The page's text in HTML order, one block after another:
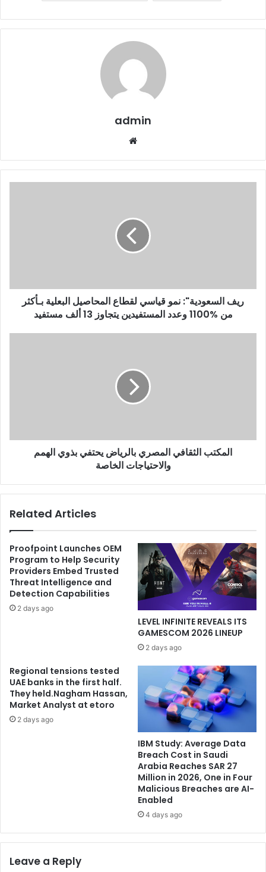
admin
من
%1100ريف السعودية": نمو قياسي لقطاع المحاصيل البعلية بـأكثر
من %1100 وعدد المستفيدين يتجاوز 13 ألف مستفيد
الخاصة
المكتب الثقافي المصري بالرياض يحتفي بذوي الهمم
والاحتياجات الخاصة
Related Articles
Proofpoint Launches OEM
Program to Help Security
Providers Embed Trusted
Threat Intelligence and
Detection Capabilities
2 days ago
LEVEL INFINITE REVEALS ITS
GAMESCOM 2026 LINEUP
2 days ago
Regional tensions tested
UAE banks in the first half.
They held.Nagham Hassan,
Market Analyst at etoro
2 days ago
IBM Study: Average Data
Breach Cost in Saudi
Arabia Reaches SAR 27
Million in 2026, One in Four
Malicious Breaches are AI-
Enabled
4 days ago
Leave a Reply